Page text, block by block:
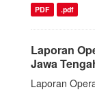
PDF .pdf
Laporan
Jawa
Laporan